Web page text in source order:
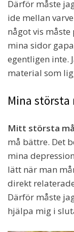
Därför måste
ide mellan
något vis
mina sidor
egentligen inte.
material som
Mina största
Mitt största
må bättre. Det
mina
lätt när man
direkt
Därför måste
hjälpa mig i